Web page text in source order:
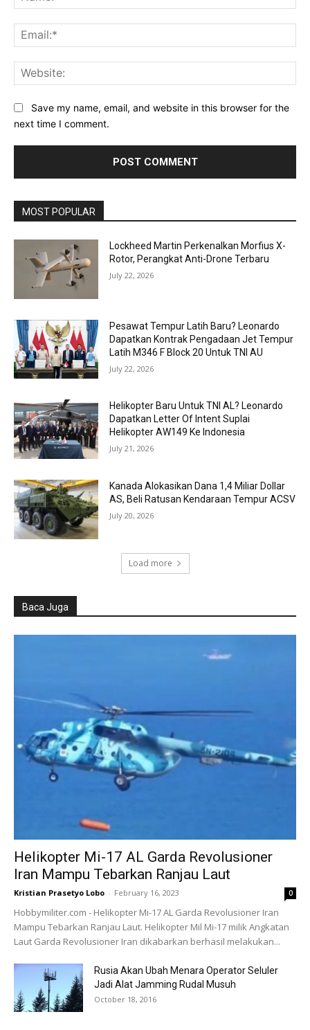
Save my name, email, and website in this browser for the
next time I comment.
MOST POPULAR
Lockheed Martin Perkenalkan Morfius X-
Rotor, Perangkat Anti-Drone Terbaru
July 22, 2026
Pesawat Tempur Latih Baru? Leonardo
Dapatkan Kontrak Pengadaan Jet Tempur
Latih M346 F Block 20 Untuk TNI AU
July 22, 2026
Helikopter Baru Untuk TNI AL? Leonardo
Dapatkan Letter Of Intent Suplai
Helikopter AW149 Ke Indonesia
July 21, 2026
Kanada Alokasikan Dana 1,4 Miliar Dollar
AS, Beli Ratusan Kendaraan Tempur ACSV
July 20, 2026
Load more
Baca Juga
Helikopter Mi-17 AL Garda Revolusioner
Iran Mampu Tebarkan Ranjau Laut
Kristian Prasetyo Lobo - February 16, 2023 0
Hobbymiliter.com - Helikopter Mi-17 AL Garda Revolusioner Iran
Mampu Tebarkan Ranjau Laut. Helikopter Mil Mi-17 milik Angkatan
Laut Garda Revolusioner Iran dikabarkan berhasil melakukan...
Rusia Akan Ubah Menara Operator Seluler
Jadi Alat Jamming Rudal Musuh
October 18, 2016